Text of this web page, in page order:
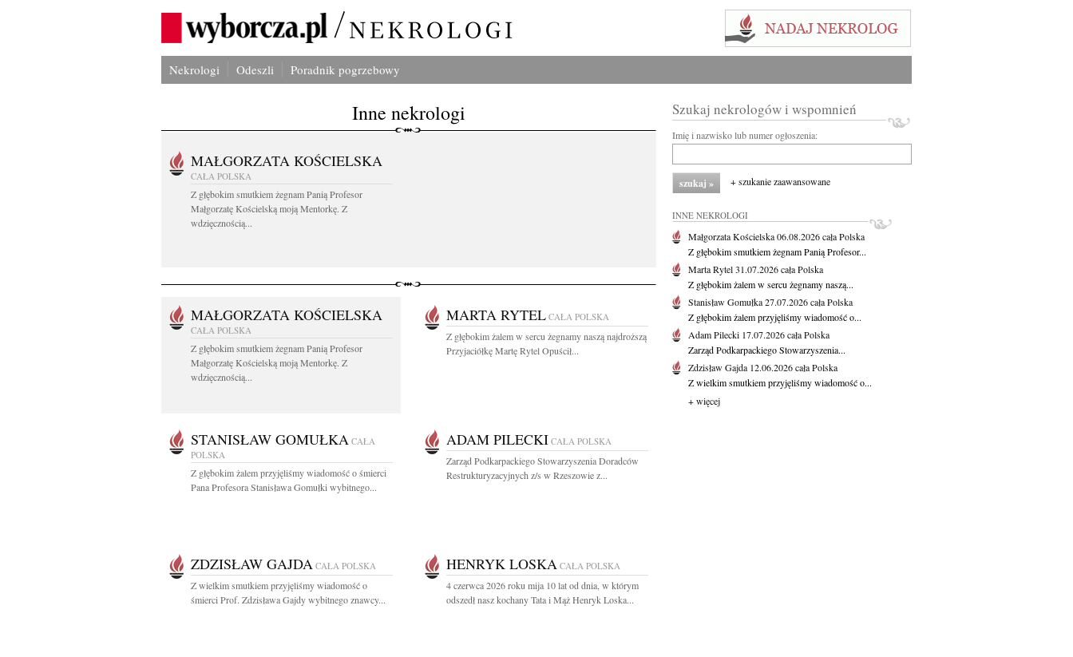
Nekrologi Odeszli Poradnik pogrzebowy
Inne nekrologi
MAŁGORZATA KOŚCIELSKA
CAŁA POLSKA
Z głębokim smutkiem żegnam Panią Profesor
Małgorzatę Kościelską moją Mentorkę. Z
wdzięcznością...
MAŁGORZATA KOŚCIELSKA
CAŁA POLSKA
Z głębokim smutkiem żegnam Panią Profesor
Małgorzatę Kościelską moją Mentorkę. Z
wdzięcznością...
MARTA RYTEL CAŁA POLSKA
Z głębokim żalem w sercu żegnamy naszą najdroższą
Przyjaciółkę Martę Rytel Opuścił...
STANISŁAW GOMUŁKA CAŁA
POLSKA
Z głębokim żalem przyjęliśmy wiadomość o śmierci
Pana Profesora Stanisława Gomułki wybitnego...
ADAM PILECKI CAŁA POLSKA
Zarząd Podkarpackiego Stowarzyszenia Doradców
Restrukturyzacyjnych z/s w Rzeszowie z...
ZDZISŁAW GAJDA CAŁA POLSKA
Z wielkim smutkiem przyjęliśmy wiadomość o
śmierci Prof. Zdzisława Gajdy wybitnego znawcy...
HENRYK LOSKA CAŁA POLSKA
4 czerwca 2026 roku mija 10 lat od dnia, w którym
odszedł nasz kochany Tata i Mąż Henryk Loska...
Szukaj nekrologów i wspomnień
Imię i nazwisko lub numer ogłoszenia:
+ szukanie zaawansowane
INNE NEKROLOGI
Małgorzata Kościelska06.08.2026cała Polska
Z głębokim smutkiem żegnam Panią Profesor...
Marta Rytel31.07.2026cała Polska
Z głębokim żalem w sercu żegnamy naszą...
Stanisław Gomułka27.07.2026cała Polska
Z głębokim żalem przyjęliśmy wiadomość o...
Adam Pilecki 17.07.2026cała Polska
Zarząd Podkarpackiego Stowarzyszenia...
Zdzisław Gajda 12.06.2026cała Polska
Z wielkim smutkiem przyjęliśmy wiadomość o...
+ więcej